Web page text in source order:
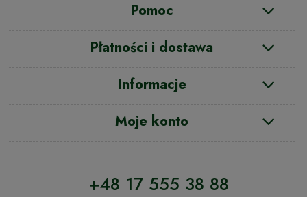
Pomoc
Płatności i dostawa
Informacje
Moje konto
+48 17 555 38 88